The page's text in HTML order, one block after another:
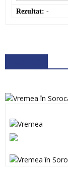
Rezultat: -